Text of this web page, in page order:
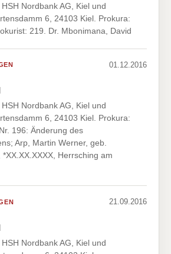
Nordbank AG, Kiel und
6, 24103 Kiel. Prokura:
219. Dr. Mbonimana, David
01.12.2016
Nordbank AG, Kiel und
6, 24103 Kiel. Prokura:
196: Änderung des
Arp, Martin Werner, geb.
Herrsching am
21.09.2016
Nordbank AG, Kiel und